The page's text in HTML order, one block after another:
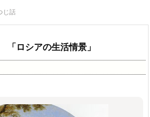
じ話
ロシアの生活情景」